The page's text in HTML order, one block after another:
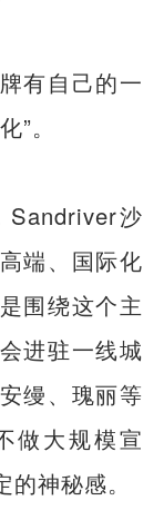
有自己的一
。
Sandriver沙
端、国际化
围绕这个主
进驻一线城
缦、瑰丽等
做大规模宣
神秘感。